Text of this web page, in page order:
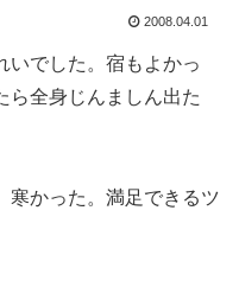
2008.04.01
いでした。宿もよかっ
ら全身じんましん出た
寒かった。満足できるツ